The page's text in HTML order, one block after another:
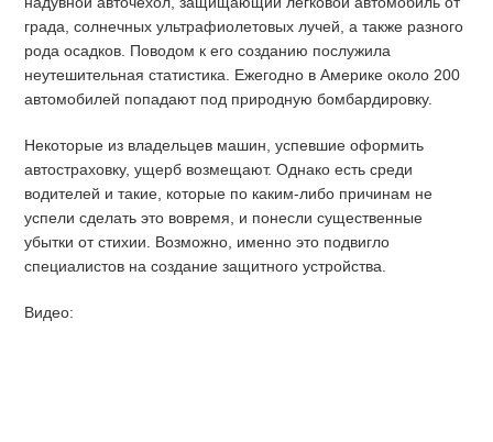
града, солнечных ультрафиолетовых лучей, а также разного
рода осадков. Поводом к его созданию послужила
неутешительная статистика. Ежегодно в Америке около 200
автомобилей попадают под природную бомбардировку.
Некоторые из владельцев машин, успевшие оформить
автостраховку, ущерб возмещают. Однако есть среди
водителей и такие, которые по каким-либо причинам не
успели сделать это вовремя, и понесли существенные
убытки от стихии. Возможно, именно это подвигло
специалистов на создание защитного устройства.
Видео: